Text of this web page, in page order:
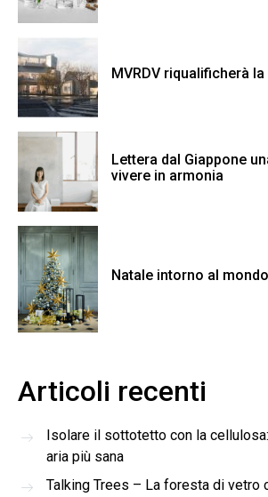
MVRDV riqualificherà
Lettera dal Giappone
vivere in armonia
Natale intorno al mondo
Articoli recenti
Isolare il sottotetto con la
aria più sana
Talking Trees – La foresta di vetro